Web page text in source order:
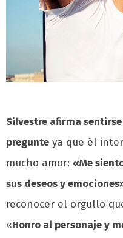
Silvestre afirma
pregunte ya que él
mucho amor: «Me
sus deseos y
reconocer el orgullo
«Honro al personaje y